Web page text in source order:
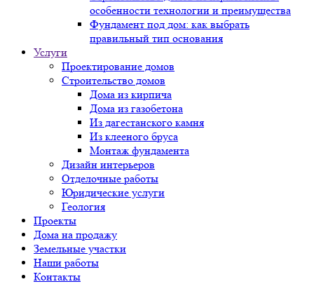
особенности технологии и преимущества
Фундамент под дом: как выбрать
правильный тип основания
Услуги
Проектирование домов
Строительство домов
Дома из кирпича
Дома из газобетона
Из дагестанского камня
Из клееного бруса
Монтаж фундамента
Дизайн интерьеров
Отделочные работы
Юридические услуги
Геология
Проекты
Дома на продажу
Земельные участки
Наши работы
Контакты